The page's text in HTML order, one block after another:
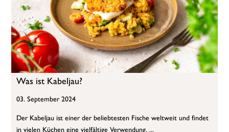
Was ist Kabeljau?
03. September 2024
Der Kabeljau ist einer der beliebtesten Fische weltweit und findet
in vielen Küchen eine vielfältige Verwendung. ...